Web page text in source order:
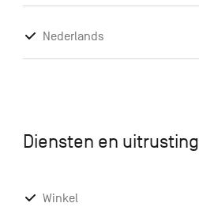
Nederlands
Diensten en uitrusting
Winkel